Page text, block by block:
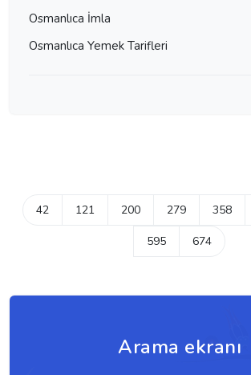
Osmanlıca İmla
Osmanlıca Yemek Tarifleri
42 121 200 279 358
595 674
Arama ekranı